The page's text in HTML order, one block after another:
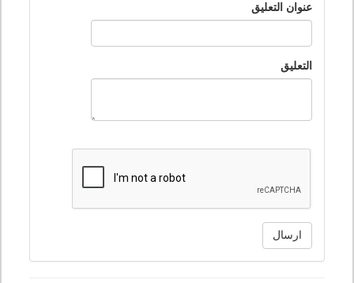
عنوان التعليق
التعليق
ارسال